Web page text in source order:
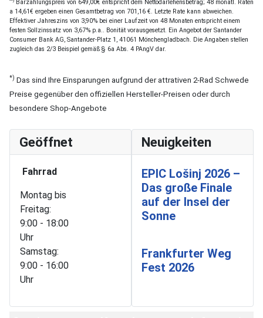
Barzahlungspreis von 649,00€ entspricht dem Nettodarlehensbetrag; 48 monatl. Raten
a 14,61€ ergeben einen Gesamtbetrag von 701,16 €. Letzte Rate kann abweichen.
Effektiver Jahreszins von 3,90% bei einer Laufzeit von 48 Monaten entspricht einem
festen Sollzinssatz von 3,67% p.a.. Bonität vorausgesetzt. Ein Angebot der Santander
Consumer Bank AG, Santander-Platz 1, 41061 Mönchengladbach. Die Angaben stellen
zugleich das 2/3 Beispiel gemäß § 6a Abs. 4 PAngV dar.
*) Das sind Ihre Einsparungen aufgrund der attrativen 2-Rad Schwede
Preise gegenüber den offiziellen Hersteller-Preisen oder durch
besondere Shop-Angebote
Geöffnet
Fahrrad
Montag bis
Freitag:
9:00 - 18:00
Uhr
Samstag:
9:00 - 16:00
Uhr
Neuigkeiten
EPIC Lošinj 2026 –
Das große Finale
auf der Insel der
Sonne
Frankfurter Weg
Fest 2026